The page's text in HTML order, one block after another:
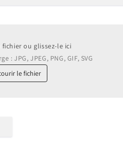
fichier ou glissez-le ici
: JPG, JPEG, PNG, GIF, SVG
le fichier